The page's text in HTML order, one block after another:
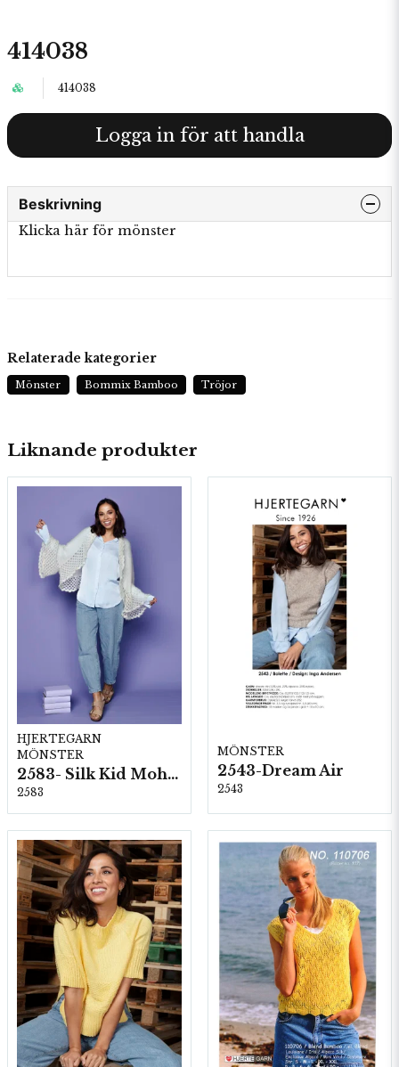
414038
414038
Logga in för att handla
Beskrivning
Klicka här för mönster
Liknande produkter
HJERTEGARN
MÖNSTER
2583- Silk Kid Mohair
2583
MÖNSTER
2543-Dream Air
2543
Relaterade kategorier
Mönster Bommix Bamboo Tröjor